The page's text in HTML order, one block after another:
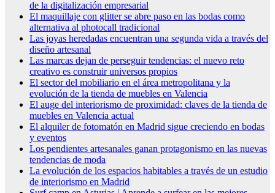
de la digitalización empresarial
El maquillaje con glitter se abre paso en las bodas como
alternativa al photocall tradicional
Las joyas heredadas encuentran una segunda vida a través del
diseño artesanal
Las marcas dejan de perseguir tendencias: el nuevo reto
creativo es construir universos propios
El sector del mobiliario en el área metropolitana y la
evolución de la tienda de muebles en Valencia
El auge del interiorismo de proximidad: claves de la tienda de
muebles en Valencia actual
El alquiler de fotomatón en Madrid sigue creciendo en bodas
y eventos
Los pendientes artesanales ganan protagonismo en las nuevas
tendencias de moda
La evolución de los espacios habitables a través de un estudio
de interiorismo en Madrid